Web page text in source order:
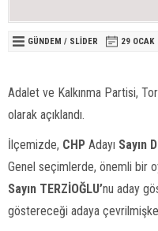
GÜNDEM / SLİDER 29 OCAK
Adalet ve Kalkınma Partisi,
olarak açıklandı.
İlçemizde, CHP Adayı Sayın
Genel seçimlerde, önemli bir
Sayın TERZİOĞLU’nu aday
göstereceği adaya